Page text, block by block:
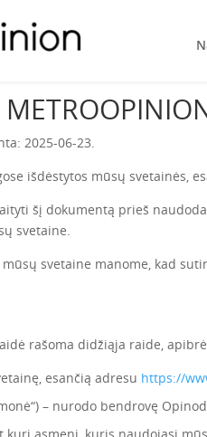
2025-06-23.
išdėstytos mūsų svetainės,
šį dokumentą prieš
svetaine.
svetaine manome, kad
rašoma didžiąja raide,
esančią adresu https://
– nurodo bendrovę